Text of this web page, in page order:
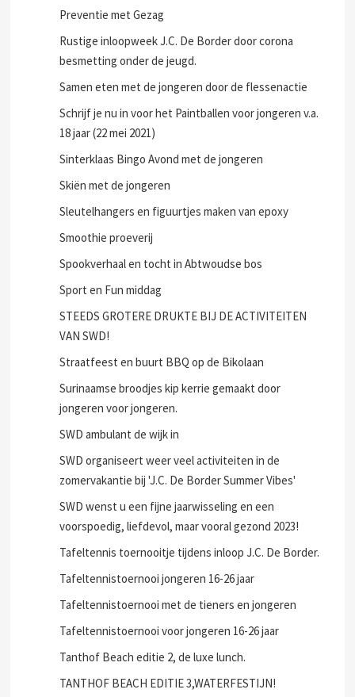
Preventie met Gezag
Rustige inloopweek J.C. De Border door corona
besmetting onder de jeugd.
Samen eten met de jongeren door de flessenactie
Schrijf je nu in voor het Paintballen voor jongeren v.a.
18 jaar (22 mei 2021)
Sinterklaas Bingo Avond met de jongeren
Skiën met de jongeren
Sleutelhangers en figuurtjes maken van epoxy
Smoothie proeverij
Spookverhaal en tocht in Abtwoudse bos
Sport en Fun middag
STEEDS GROTERE DRUKTE BIJ DE ACTIVITEITEN
VAN SWD!
Straatfeest en buurt BBQ op de Bikolaan
Surinaamse broodjes kip kerrie gemaakt door
jongeren voor jongeren.
SWD ambulant de wijk in
SWD organiseert weer veel activiteiten in de
zomervakantie bij 'J.C. De Border Summer Vibes'
SWD wenst u een fijne jaarwisseling en een
voorspoedig, liefdevol, maar vooral gezond 2023!
Tafeltennis toernooitje tijdens inloop J.C. De Border.
Tafeltennistoernooi jongeren 16-26 jaar
Tafeltennistoernooi met de tieners en jongeren
Tafeltennistoernooi voor jongeren 16-26 jaar
Tanthof Beach editie 2, de luxe lunch.
TANTHOF BEACH EDITIE 3,WATERFESTIJN!